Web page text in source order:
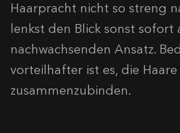
Haarpracht nicht so streng
lenkst den Blick sonst sofort
nachwachsenden Ansatz.
vorteilhafter ist es, die
zusammenzubinden.